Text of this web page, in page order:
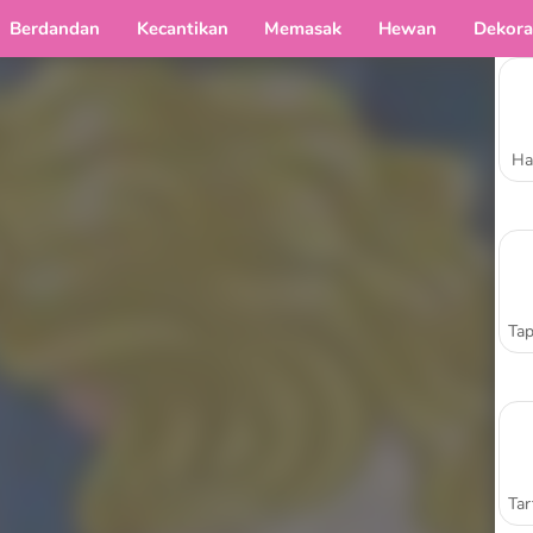
Berdandan Kecantikan Memasak Hewan